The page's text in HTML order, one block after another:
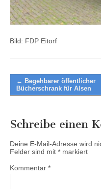
Bild: FDP Eitorf
Post
navigation
← Begehbarer öffentlicher
Bücherschrank für Alsen
Schreibe einen
Deine E-Mail-Adresse wird
Felder sind mit * markiert
Kommentar *